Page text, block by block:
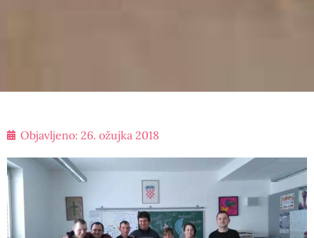
Objavljeno: 26. ožujka 2018